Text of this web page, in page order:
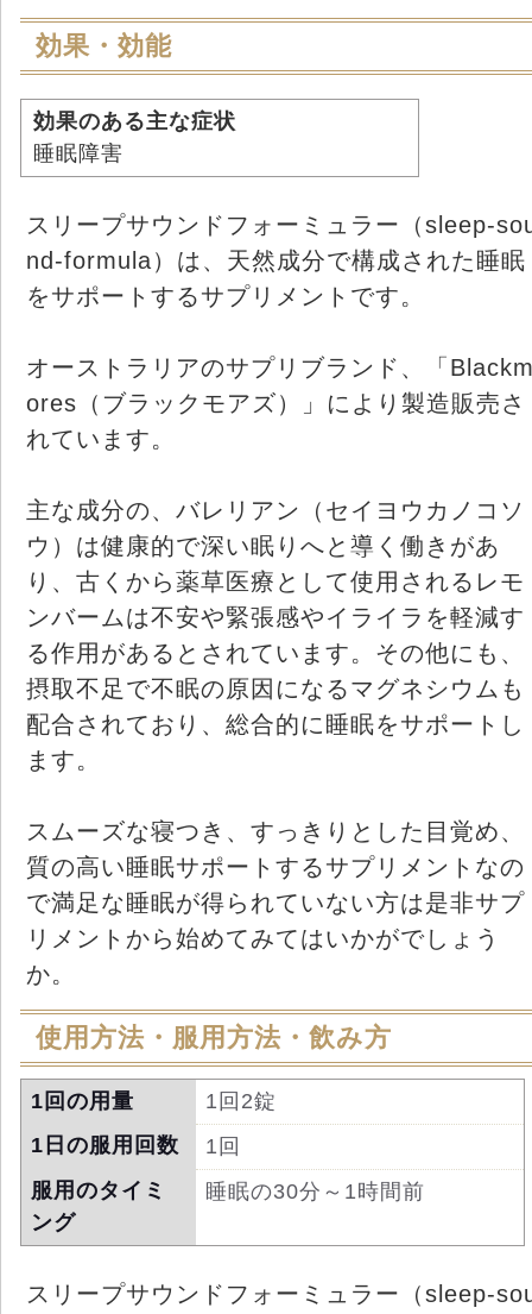
効果・効能
効果のある主な症状
睡眠障害
スリープサウンドフォーミュラー（sleep-
nd-formula）は、天然成分で構成された睡眠
をサポートするサプリメントです。
オーストラリアのサプリブランド、「
ores（ブラックモアズ）」により製造販売さ
れています。
主な成分の、バレリアン（セイヨウカノコソ
ウ）は健康的で深い眠りへと導く働きがあ
り、古くから薬草医療として使用されるレモ
ンバームは不安や緊張感やイライラを軽減す
る作用があるとされています。その他にも、
摂取不足で不眠の原因になるマグネシウムも
配合されており、総合的に睡眠をサポートし
ます。
スムーズな寝つき、すっきりとした目覚め、
質の高い睡眠サポートするサプリメントなの
で満足な睡眠が得られていない方は是非サプ
リメントから始めてみてはいかがでしょう
か。
使用方法・服用方法・飲み方
1回の用量
1回2錠
1日の服用回数
1回
服用のタイミ
ング
睡眠の30分～1時間前
スリープサウンドフォーミュラー（sleep-